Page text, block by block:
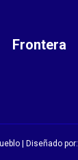
Frontera
| Diseñado por: